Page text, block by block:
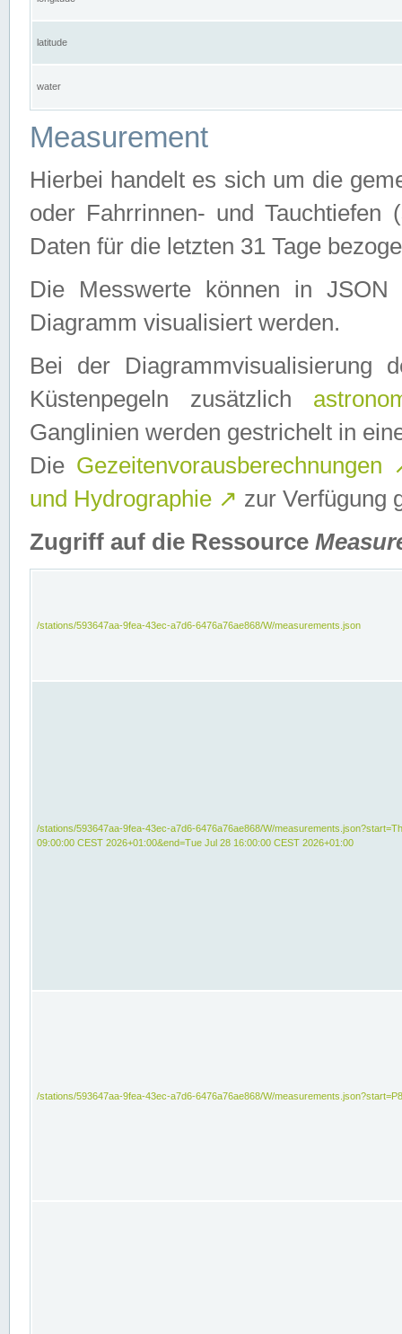
latitude
water
Measurement
Hierbei handelt es sich um die
oder Fahrrinnen- und Tauchtiefen
Daten für die letzten 31 Tage
Die Messwerte können in
Diagramm visualisiert werden.
Bei der Diagrammvisualisierung
Küstenpegeln zusätzlich
Ganglinien werden gestrichelt in
Die Gezeitenvorausberechnungen
und Hydrographie ↗ zur Verfügung
Zugriff auf die Ressource
/stations/593647aa-9fea-43ec-a7d6-6476a76ae868/W/measurements.json
/stations/593647aa-9fea-43ec-a7d6-6476a76ae868/W/
09:00:00 CEST 2026+01:00&end=Tue Jul 28 16:00:00 CEST 2026+01:00
/stations/593647aa-9fea-43ec-a7d6-6476a76ae868/W/